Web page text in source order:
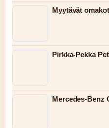
Myytävät
Pirkka-Pekka
Mercedes-Benz